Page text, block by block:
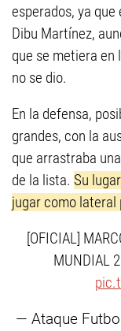
esperados, ya
Dibu Martínez,
que se metiera en
no se dio.
En la defensa,
grandes, con la
que arrastraba
de la lista. Su
jugar como lateral
[OFICIAL]
MUNDIAL
— Ataque